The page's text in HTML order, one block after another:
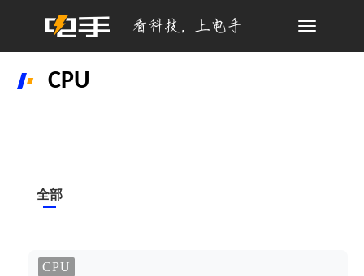
Toggle
CPU
全部
CPU